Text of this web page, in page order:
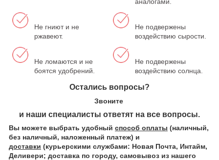
аналогами.
Не гниют и не
ржавеют.
Не подвержены
воздействию сырости.
Не ломаются и не
боятся удобрений.
Не подвержены
воздействию солнца.
Остались вопросы?
Звоните
и наши специалисты ответят на все вопросы.
Вы можете выбрать удобный способ оплаты (наличный,
без наличный, наложенный платеж) и
доставки (курьерскими службами: Новая Почта, Интайм,
Деливери; доставка по городу, самовывоз из нашего